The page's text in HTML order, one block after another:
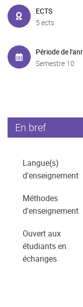
ECTS
5 ects
Période de
Semestre 10
En bref
Langue(s)
d'enseignement
Méthodes
d'enseignement
Ouvert aux
étudiants en
échanges